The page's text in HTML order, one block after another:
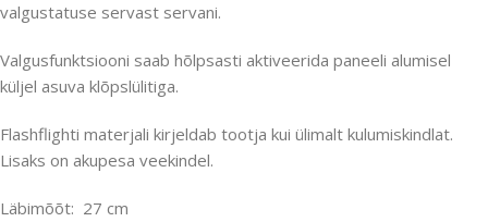
valgustatuse servast servani.
Valgusfunktsiooni saab hõlpsasti aktiveerida paneeli alumisel
küljel asuva klõpslülitiga.
Flashflighti materjali kirjeldab tootja kui ülimalt kulumiskindlat.
Lisaks on akupesa veekindel.
Läbimõõt: 27 cm